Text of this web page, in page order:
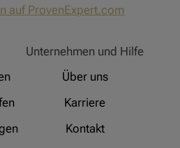
4,91
5
auf ProvenExpert.com
Unternehmen und Hilfe
Über uns
Karriere
Kontakt